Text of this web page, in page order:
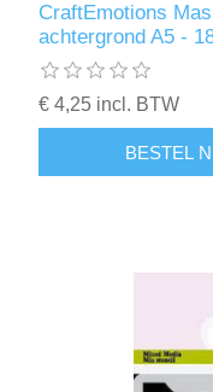
CraftEmotions
achtergrond A5 -
€ 4,25 incl. BTW
BESTEL